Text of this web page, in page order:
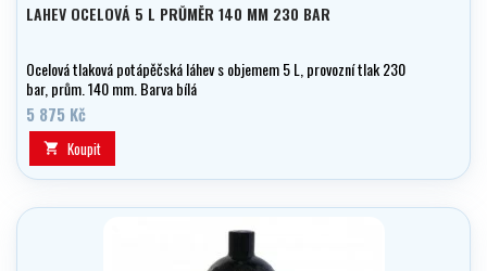
LAHEV OCELOVÁ 5 L PRŮMĚR 140 MM 230 BAR
Ocelová tlaková potápěčská láhev s objemem 5 L, provozní tlak 230
bar, prům. 140 mm. Barva bílá
5 875 Kč
 Koupit